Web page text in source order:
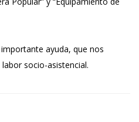
ayuda, que nos
socio-asistencial.